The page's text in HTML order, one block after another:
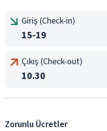
Giriş (Check-in)
15-19
Çıkış (Check-out)
10.30
Zorunlu Ücretler